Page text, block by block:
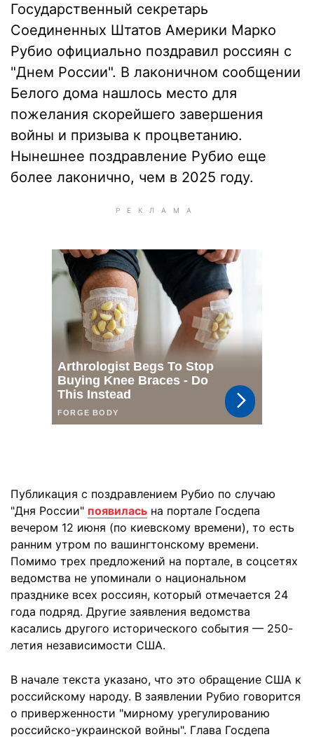
Государственный секретарь
Соединенных Штатов Америки Марко
Рубио официально поздравил россиян с
"Днем России". В лаконичном сообщении
Белого дома нашлось место для
пожелания скорейшего завершения
войны и призыва к процветанию.
Нынешнее поздравление Рубио еще
более лаконично, чем в 2025 году.
Публикация с поздравлением Рубио по случаю
"Дня России" появилась на портале Госдепа
вечером 12 июня (по киевскому времени), то есть
ранним утром по вашингтонскому времени.
Помимо трех предложений на портале, в соцсетях
ведомства не упоминали о национальном
празднике всех россиян, который отмечается 24
года подряд. Другие заявления ведомства
касались другого исторического события — 250-
летия независимости США.
В начале текста указано, что это обращение США к
российскому народу. В заявлении Рубио говорится
о приверженности "мирному урегулированию
российско-украинской войны". Глава Госдепа